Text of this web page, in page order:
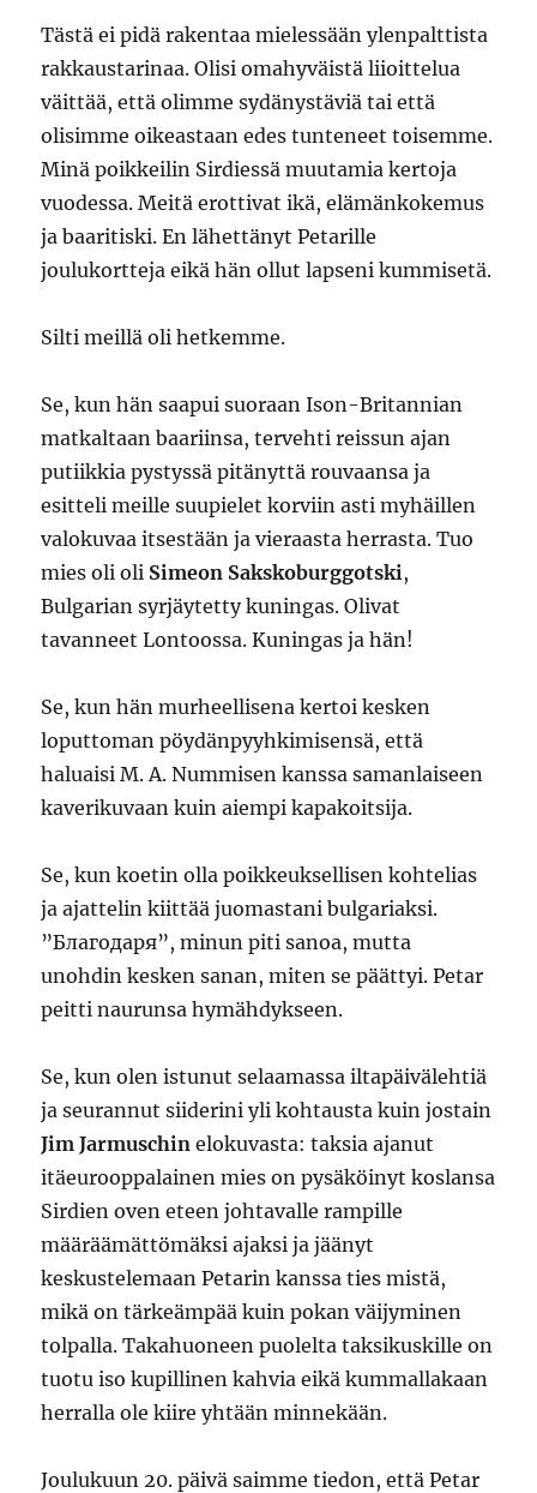
Tästä ei pidä rakentaa mielessään ylenpalttista
rakkaustarinaa. Olisi omahyväistä liioittelua
väittää, että olimme sydänystäviä tai että
olisimme oikeastaan edes tunteneet toisemme.
Minä poikkeilin Sirdiessä muutamia kertoja
vuodessa. Meitä erottivat ikä, elämänkokemus
ja baaritiski. En lähettänyt Petarille
joulukortteja eikä hän ollut lapseni kummisetä.
Silti meillä oli hetkemme.
Se, kun hän saapui suoraan Ison-Britannian
matkaltaan baariinsa, tervehti reissun ajan
putiikkia pystyssä pitänyttä rouvaansa ja
esitteli meille suupielet korviin asti myhäillen
valokuvaa itsestään ja vieraasta herrasta. Tuo
mies oli oli Simeon Sakskoburggotski,
Bulgarian syrjäytetty kuningas. Olivat
tavanneet Lontoossa. Kuningas ja hän!
Se, kun hän murheellisena kertoi kesken
loputtoman pöydänpyyhkimisensä, että
haluaisi M. A. Nummisen kanssa samanlaiseen
kaverikuvaan kuin aiempi kapakoitsija.
Se, kun koetin olla poikkeuksellisen kohtelias
ja ajattelin kiittää juomastani bulgariaksi.
”Благодаря”, minun piti sanoa, mutta
unohdin kesken sanan, miten se päättyi. Petar
peitti naurunsa hymähdykseen.
Se, kun olen istunut selaamassa iltapäivälehtiä
ja seurannut siiderini yli kohtausta kuin jostain
Jim Jarmuschin elokuvasta: taksia ajanut
itäeurooppalainen mies on pysäköinyt koslansa
Sirdien oven eteen johtavalle rampille
määräämättömäksi ajaksi ja jäänyt
keskustelemaan Petarin kanssa ties mistä,
mikä on tärkeämpää kuin pokan väijyminen
tolpalla. Takahuoneen puolelta taksikuskille on
tuotu iso kupillinen kahvia eikä kummallakaan
herralla ole kiire yhtään minnekään.
Joulukuun 20. päivä saimme tiedon, että Petar